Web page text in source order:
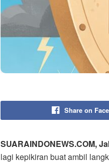
Share on
SUARAINDONEWS.COM,
lagi kepikiran buat ambil